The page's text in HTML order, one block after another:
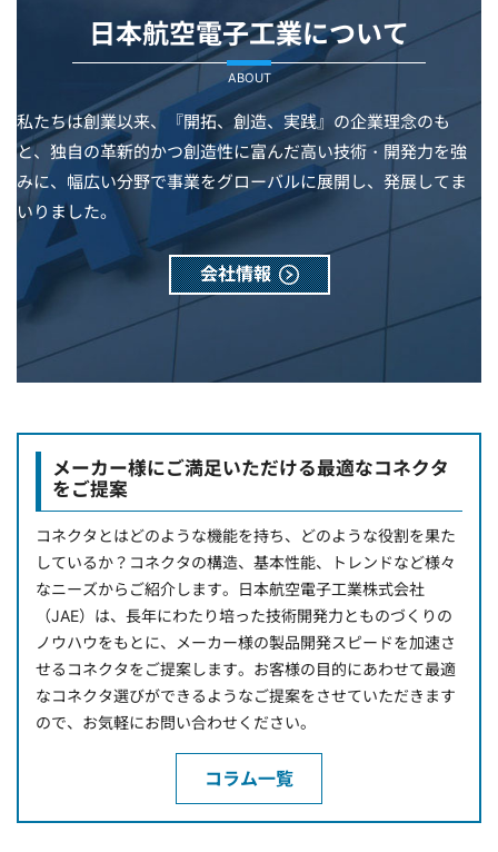
日本航空電子工業について
ABOUT
私たちは創業以来、『開拓、創造、実践』の企業理念のも
と、独自の革新的かつ創造性に富んだ高い技術・開発力を強
みに、幅広い分野で事業をグローバルに展開し、発展してま
いりました。
会社情報
メーカー様にご満足いただける最適なコネクタ
をご提案
コネクタとはどのような機能を持ち、どのような役割を果た
しているか？コネクタの構造、基本性能、トレンドなど様々
なニーズからご紹介します。日本航空電子工業株式会社
（JAE）は、長年にわたり培った技術開発力とものづくりの
ノウハウをもとに、メーカー様の製品開発スピードを加速さ
せるコネクタをご提案します。お客様の目的にあわせて最適
なコネクタ選びができるようなご提案をさせていただきます
ので、お気軽にお問い合わせください。
コラム一覧